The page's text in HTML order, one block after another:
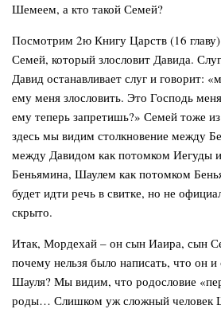
Шемеем, а кто такой Семей?
Посмотрим 2ю Книгу Царств (16 главу)
Семей, который злословит Давида.
Давид останавливает слуг и говорит:
ему меня злословить. Это Господь
ему теперь запретишь?» Семей тоже
здесь мы видим столкновение между
между Давидом как потомком Иегуды
Беньямина, Шаулем как потомком
будет идти речь в свитке, но не
скрыто.
Итак, Мордехай – он сын Иаира, сын
почему нельзя было написать, что он
Шауля? Мы видим, что родословие
роды… Слишком уж сложный человек